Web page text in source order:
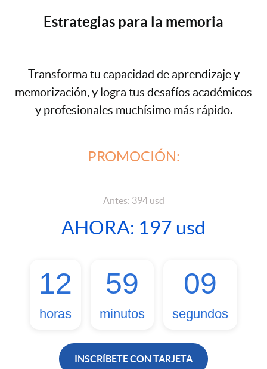
Estrategias para la memoria
Transforma tu capacidad de aprendizaje y
memorización, y logra tus desafíos académicos
y profesionales muchísimo más rápido.
PROMOCIÓN:
Antes: 394 usd
AHORA: 197 usd
12
horas
59
minutos
08
segundos
INSCRÍBETE CON TARJETA